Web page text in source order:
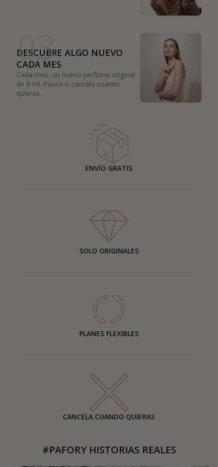
03
DESCUBRE ALGO NUEVO
CADA MES
Cada mes, un nuevo perfume original
de 8 ml. Pausa o cancela cuando
quieras.
ENVÍO GRATIS
SOLO ORIGINALES
PLANES FLEXIBLES
CANCELA CUANDO QUIERAS
#PAFORY HISTORIAS REALES